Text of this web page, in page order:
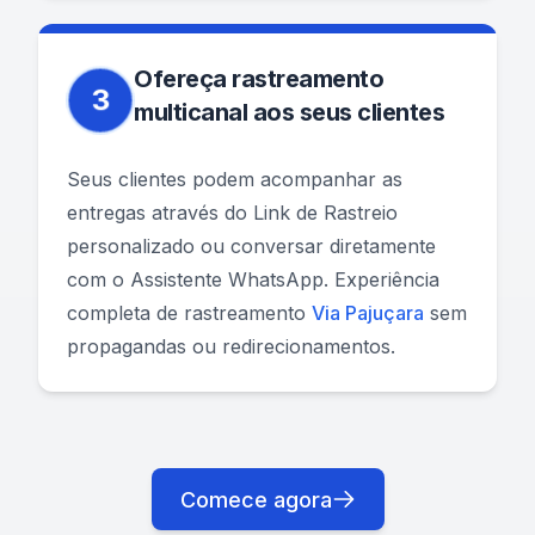
3
Ofereça rastreamento
multicanal aos seus clientes
Seus clientes podem acompanhar as
entregas através do Link de Rastreio
personalizado ou conversar diretamente
com o Assistente WhatsApp. Experiência
completa de rastreamento Via Pajuçara sem
propagandas ou redirecionamentos.
Comece agora